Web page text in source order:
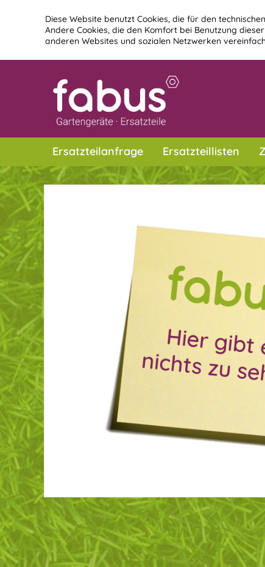
Diese Website benutzt Cookies, die für den
Andere Cookies, die den Komfort bei Benutzung
anderen Websites und sozialen Netzwerken
Ersatzteilanfrage Ersatzteillisten